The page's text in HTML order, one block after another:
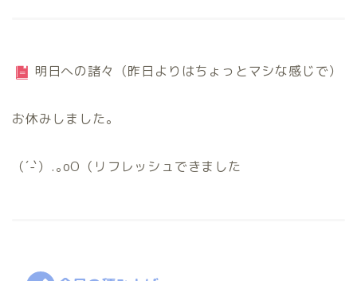
明日への諸々（昨日よりはちょっとマシな感じで）
お休みしました。
（´-`）.｡oO（リフレッシュできました